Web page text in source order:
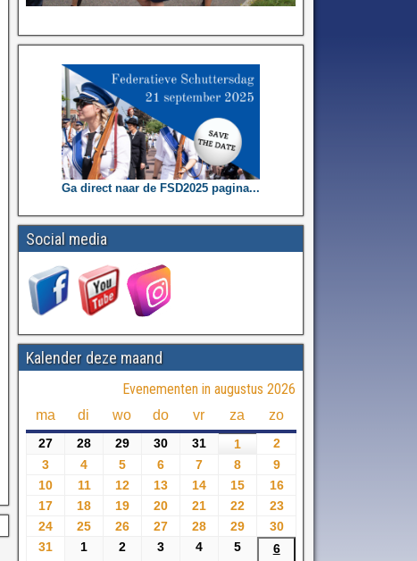
Ga direct naar de FSD2025 pagina...
Social media
Kalender deze maand
Evenementen in augustus 2026
ma di wo do vr za zo
27 28 29 30 31 1
2
3
4 5 6 7 8
9
10
11 12 13 14 15
16
17
18 19 20 21 22
23
24
25 26 27 28 29
30
31
1 2 3 4 5 6